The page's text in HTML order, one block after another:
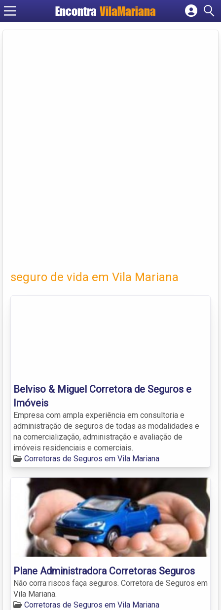
EncontraVilaMariana
Cadastrar empresa
seguro de vida em Vila Mariana
Belviso & Miguel Corretora de Seguros e
Imóveis
Empresa com ampla experiência em consultoria e
administração de seguros de todas as modalidades e
na comercialização, administração e avaliação de
imóveis residenciais e comerciais.
Corretoras de Seguros em Vila Mariana
Plane Administradora Corretoras Seguros
Não corra riscos faça seguros. Corretora de Seguros em
Vila Mariana.
Corretoras de Seguros em Vila Mariana